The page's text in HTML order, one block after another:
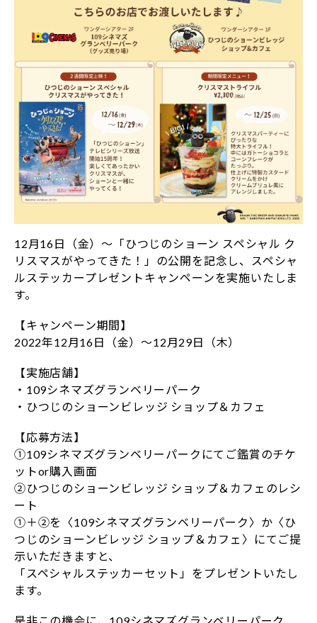
12月16日（金）～「ひつじのショーン スペシャル ク
リスマスがやってきた！」の公開を記念し、スペシャ
ルステッカープレゼントキャンペーンを実施いたしま
す。
【キャンペーン期間】
2022年12月16日（金）～12月29日（木）
【実施店舗】
・109シネマズグランベリーパーク
・ひつじのショーンビレッジ ショップ＆カフェ
【応募方法】
①109シネマズグランベリーパークにてご鑑賞のチケ
ットor購入画面
②ひつじのショーンビレッジ ショップ＆カフェのレシ
ート
①＋②を〈109シネマズグランベリーパーク〉か〈ひ
つじのショーンビレッジ ショップ＆カフェ〉にてご提
示いただきますと、
「スペシャルステッカーセット」をプレゼントいたし
ます。